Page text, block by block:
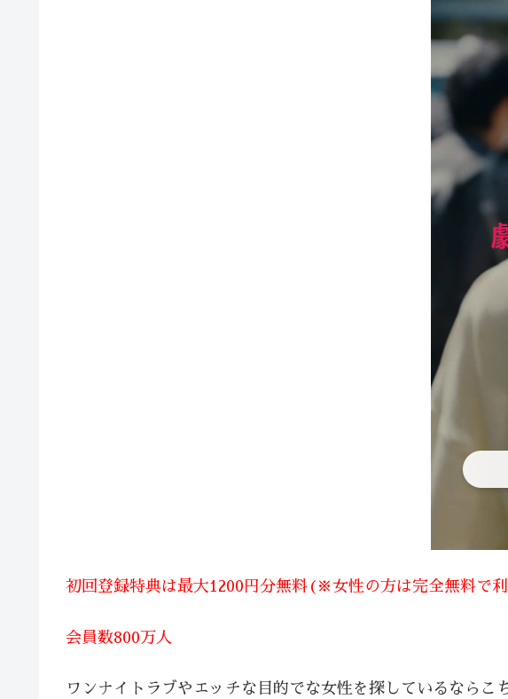
初回登録特典は最大1200円分無料(※女性の方は完全無料で利
会員数800万人
ワンナイトラブやエッチな目的でな女性を探しているならこ